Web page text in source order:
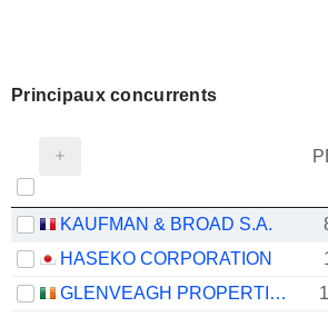
Principaux concurrents
KAUFMAN & BROAD S.A.
HASEKO CORPORATION
GLENVEAGH PROPERTIES PLC